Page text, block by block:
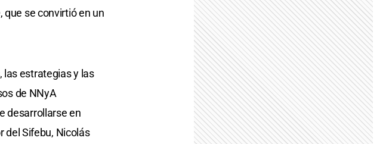
que se convirtió en un
las estrategias y las
de NNyA
desarrollarse en
del Sifebu, Nicolás